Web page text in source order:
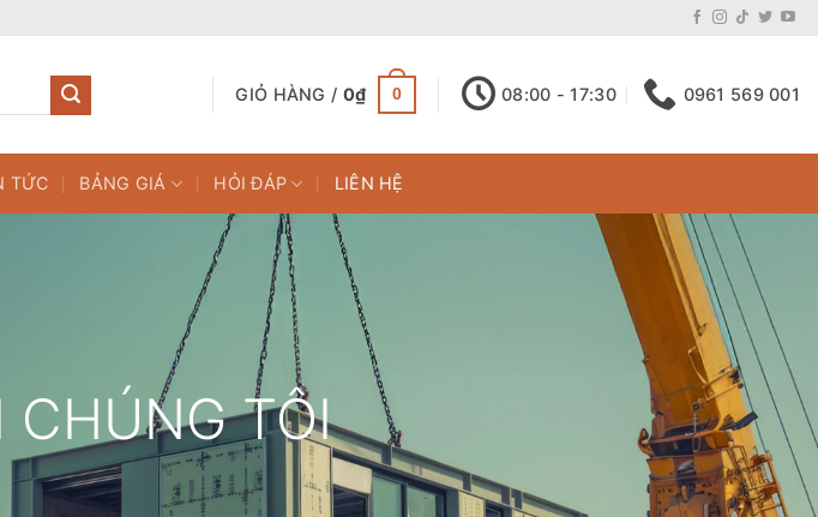
GIỎ HÀNG / 0₫ 0 08:00 - 17:30 0961 569 001
TỨC BẢNG GIÁ HỎI ĐÁP LIÊN HỆ
CHÚNG TÔI